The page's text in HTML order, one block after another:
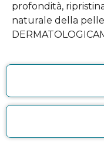
profondità,
naturale della